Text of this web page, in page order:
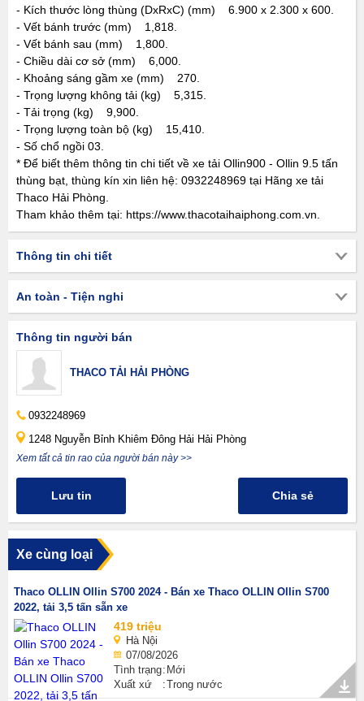
- Kích thước lòng thùng (DxRxC) (mm) 6.900 x 2.300 x 600.
- Vết bánh trước (mm) 1,818.
- Vết bánh sau (mm) 1,800.
- Chiều dài cơ sở (mm) 6,000.
- Khoảng sáng gầm xe (mm) 270.
- Trọng lượng không tải (kg) 5,315.
- Tải trọng (kg) 9,900.
- Trọng lượng toàn bộ (kg) 15,410.
- Số chổ ngồi 03.
* Để biết thêm thông tin chi tiết về xe tải Ollin900 - Ollin 9.5 tấn
thùng bạt, thùng kín xin liên hệ: 0932248969 tại Hãng xe tải
Thaco Hải Phòng.
Tham khảo thêm tại: https://www.thacotaihaiphong.com.vn.
Thông tin chi tiết
An toàn - Tiện nghi
Thông tin người bán
THACO TẢI HẢI PHÒNG
0932248969
1248 Nguyễn Bỉnh Khiêm Đông Hải Hải Phòng
Xem tất cả tin rao của người bán này >>
Lưu tin Chia sẻ
Xe cùng loại
Thaco OLLIN Ollin S700 2024 - Bán xe Thaco OLLIN Ollin S700
2022, tải 3,5 tấn sẵn xe
419 triệu
Hà Nội
07/08/2026
Tình trạng Mới
Xuất xứ
Trong nước